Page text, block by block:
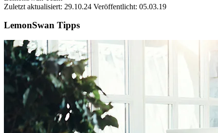
Zuletzt aktualisiert: 29.10.24 Veröffentlicht: 05.03.19
LemonSwan Tipps